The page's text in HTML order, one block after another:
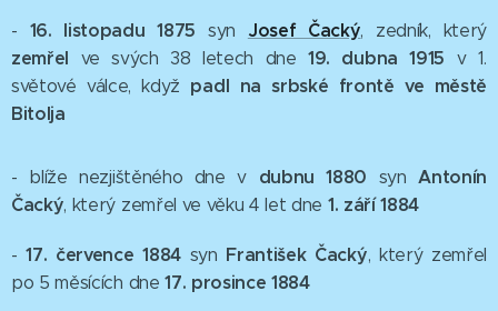
- 16. listopadu 1875 syn Josef Čacký, zedník, který
zemřel ve svých 38 letech dne 19. dubna 1915 v 1.
světové válce, když padl na srbské frontě ve městě
Bitolja
- blíže nezjištěného dne v dubnu 1880 synAntonín
Čacký, který zemřel ve věku 4 let dne 1. září 1884
-17. července 1884syn František Čacký, který zemřel
po 5 měsících dne17. prosince 1884